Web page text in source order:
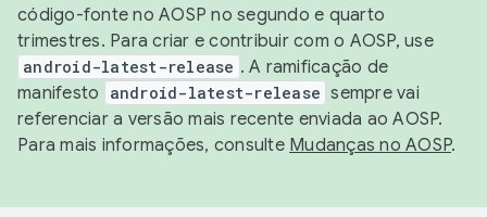
código-fonte no AOSP no segundo e quarto
trimestres. Para criar e contribuir com o AOSP, use
android-latest-release . A ramificação de
manifesto
android-latest-release sempre vai
referenciar a versão mais recente enviada ao AOSP.
Para mais informações, consulte Mudanças no AOSP.